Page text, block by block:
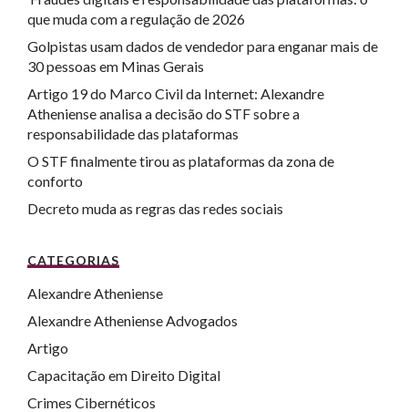
que muda com a regulação de 2026
Golpistas usam dados de vendedor para enganar mais de
30 pessoas em Minas Gerais
Artigo 19 do Marco Civil da Internet: Alexandre
Atheniense analisa a decisão do STF sobre a
responsabilidade das plataformas
O STF finalmente tirou as plataformas da zona de
conforto
Decreto muda as regras das redes sociais
CATEGORIAS
Alexandre Atheniense
Alexandre Atheniense Advogados
Artigo
Capacitação em Direito Digital
Crimes Cibernéticos